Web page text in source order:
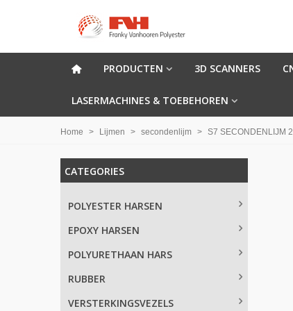
PRODUCTEN 3D SCANNERS
LASERMACHINES & TOEBEHOREN
Home > Lijmen > secondenlijm > S7 SECONDENLIJM
CATEGORIES
POLYESTER HARSEN
EPOXY HARSEN
POLYURETHAAN HARS
RUBBER
VERSTERKINGSVEZELS